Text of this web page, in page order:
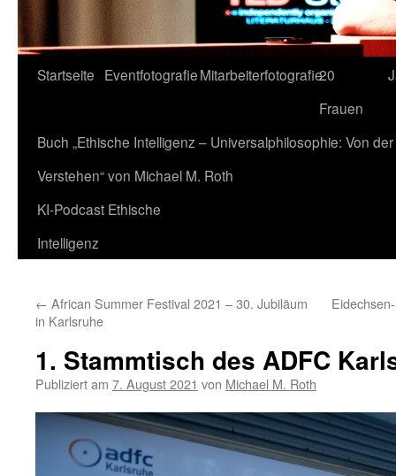
Zum
springen
Startseite EventfotografieMitarbeiterfotografie20
Frauen
Buch „Ethische Intelligenz – Universalphilosophie: Von
Verstehen“ von Michael M. Roth
KI-Podcast Ethische
Intelligenz
← African Summer Festival 2021 – 30. Jubiläum
in Karlsruhe
1. Stammtisch des ADFC
Publiziert am 7. August 2021 von Michael M. Roth